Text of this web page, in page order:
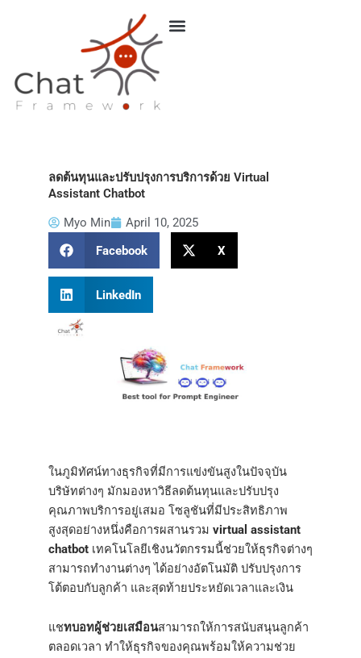
ลดต้นทุนและปรับปรุงการบริการด้วย Virtual
Assistant Chatbot
Myo Min
April 10, 2025
Facebook
X
LinkedIn
ในภูมิทัศน์ทางธุรกิจที่มีการแข่งขันสูงในปัจจุบัน
บริษัทต่างๆ มักมองหาวิธีลดต้นทุนและปรับปรุง
คุณภาพบริการอยู่เสมอ โซลูชันที่มีประสิทธิภาพ
สูงสุดอย่างหนึ่งคือการผสานรวม virtual assistant
chatbot เทคโนโลยีเชิงนวัตกรรมนี้ช่วยให้ธุรกิจต่างๆ
สามารถทำงานต่างๆ ได้อย่างอัตโนมัติ ปรับปรุงการ
โต้ตอบกับลูกค้า และสุดท้ายประหยัดเวลาและเงิน
แชทบอทผู้ช่วยเสมือนสามารถให้การสนับสนุนลูกค้า
ตลอดเวลา ทำให้ธุรกิจของคุณพร้อมให้ความช่วย